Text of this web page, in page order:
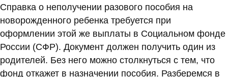
Справка о неполучении разового пособия на
новорожденного ребенка требуется при
оформлении этой же выплаты в Социальном фонде
России (СФР). Документ должен получить один из
родителей. Без него можно столкнуться с тем, что
фонд откажет в назначении пособия. Разберемся в